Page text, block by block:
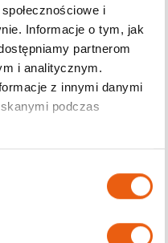
i
Informacje o tym, jak
partnerom
i analitycznym.
z innymi danymi
podczas